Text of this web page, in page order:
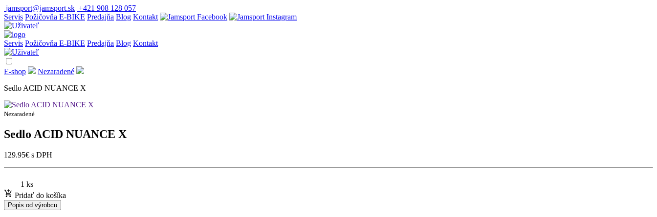
jamsport@jamsport.sk +421 908 128 057
Servis Požičovňa E-BIKE Predajňa Blog Kontakt
Servis Požičovňa E-BIKE Predajňa Blog Kontakt
E-shop
Nezaradené
Sedlo ACID NUANCE X
Nezaradené
Sedlo ACID NUANCE X
129.95€ s DPH
1 ks
Pridať do košíka
Popis od výrobcu